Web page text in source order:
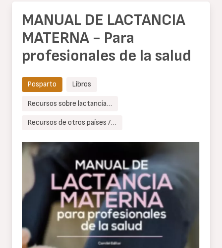
MANUAL DE LACTANCIA
MATERNA - Para
profesionales de la salud
Posparto Libros
Recursos sobre lactancia…
Recursos de otros países /…